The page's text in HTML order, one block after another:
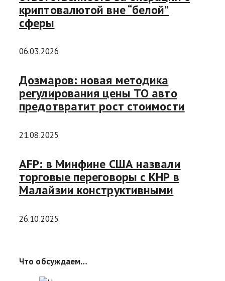
криптовалютой вне “белой”
сферы
06.03.2026
Дозмаров: новая методика
регулирования цены ТО авто
предотвратит рост стоимости
21.08.2025
AFP: в Минфине США назвали
торговые переговоры с КНР в
Малайзии конструктивными
26.10.2025
Что обсуждаем…